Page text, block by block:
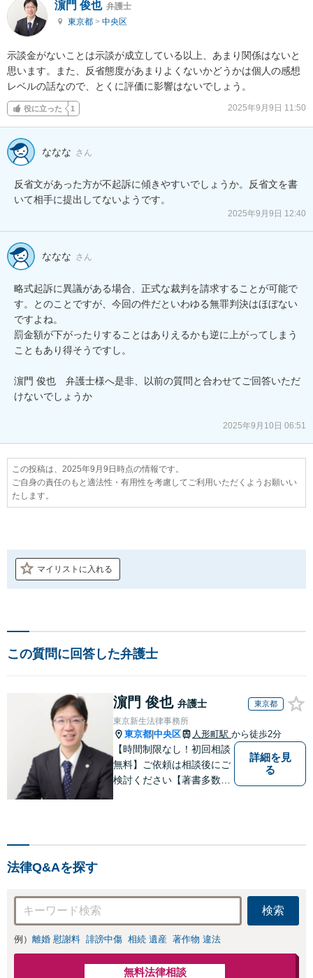
濵門 俊也 弁護士
東京都 > 中央区
示談金がないことは示談が成立している以上、あまり関係はないと
思います。また、反省態度があまりよくないかどうかは個人の感想
レベルの話なので、とくに評価に影響はないでしょう。
役に立った 1 2025年9月9日 11:50
ななな さん
反省文があった方が不起訴に傾きやすいでしょうか。反省文を書
いて相手に提出してないようです。
2025年9月9日 12:40
ななな さん
略式起訴に異議がある場合、正式な裁判を請求することが可能で
す。とのことですが、今回の件だといわゆる無罪判決はほぼない
ですよね。
罰金額が下がったりすることはありえるかも逆に上がってしまう
こともあり得そうですし。
濵門 俊也　弁護士様へ是非、以前の質問と合わせてご回答いただ
けないでしょうか
2025年9月10日 06:51
この投稿は、2025年9月9日時点の情報です。
ご自身の責任のもと適法性・有用性を考慮してご利用いただくようお願いい
たします。
マイリストに入れる
この質問に回答した弁護士
濵門 俊也 弁護士 東京都
東京新生法律事務所
東京都 中央区 人形町駅 から徒歩2分
【時間制限なし！初回相談
無料】ご依頼は相談後にご
検討ください【著書多数】
詳細を見
る
法律Q&Aを探す
検索
例） 離婚 慰謝料 誹謗中傷 相続 遺産 著作物 違法
無料法律相談